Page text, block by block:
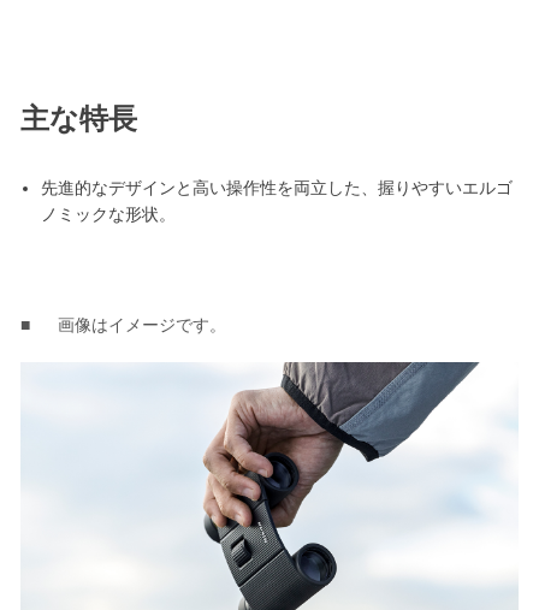
主な特長
先進的なデザインと高い操作性を両立した、握りやすいエルゴ
ノミックな形状。
画像はイメージです。